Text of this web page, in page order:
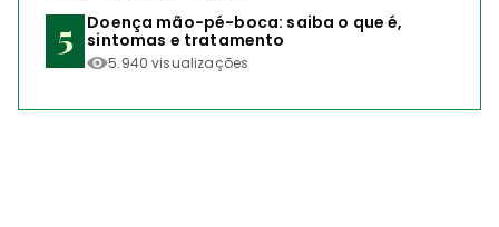
Doença mão-pé-boca: saiba o que é,
sintomas e tratamento
5.940 visualizações